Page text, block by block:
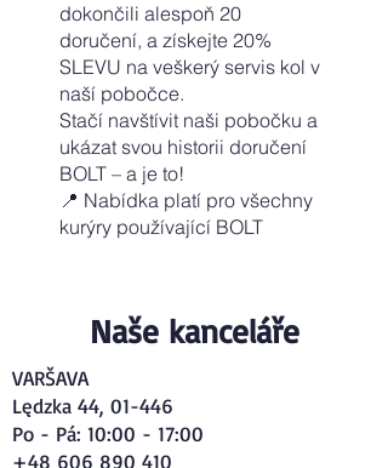
dokončili alespoň 20
doručení, a získejte 20%
SLEVU na veškerý servis kol v
naší pobočce.
Stačí navštívit naši pobočku a
ukázat svou historii doručení
BOLT – a je to!
📍 Nabídka platí pro všechny
kurýry používající BOLT
Naše kanceláře
VARŠAVA
Lędzka 44, 01-446
Po - Pá: 10:00 - 17:00
+48 606 890 410